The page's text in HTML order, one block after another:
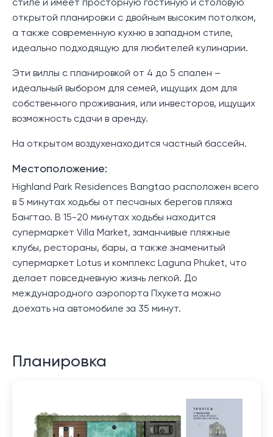
стиле и имеет просторную гостиную и столовую
открытой планировки с двойным высоким потолком,
а также современную кухню в западном стиле,
идеально подходящую для любителей кулинарии.
Эти виллы с планировкой от 4 до 5 спален –
идеальный выбором для семей, ищущих дом для
собственного проживания, или инвесторов, ищущих
возможность сдачи в аренду.
На открытом воздухенаходится частный бассейн.
Местоположение:
Highland Park Residences Bangtao расположен всего
в 5 минутах ходьбы от песчаных берегов пляжа
Бангтао. В 15-20 минутах ходьбы находится
супермаркет Villa Market, заманчивые пляжные
клубы, рестораны, бары, а также знаменитый
супермаркет Lotus и комплекс Laguna Phuket, что
делает повседневную жизнь легкой. До
международного аэропорта Пхукета можно
доехать на автомобиле за 35 минут.
Планировка